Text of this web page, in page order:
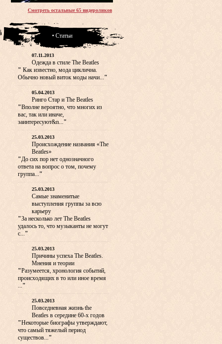
Смотреть остальные 65 видероликов
• Статьи
07.11.2013
Одежда в стиле The Beatles
" Как известно, мода циклична.
Обычно новый виток моды начи..."
05.04.2013
Ринго Стар и The Beatles
"Вполне вероятно, что многих из
вас, так или иначе,
заинтересуют&n..."
25.03.2013
Происхождение названия «The
Beatles»
"До сих пор нет однозначного
ответа на вопрос о том, почему
группа..."
25.03.2013
Самые знаменитые
выступления группы за всю
карьеру
"За несколько лет The Beatles
удалось то, что музыканты не могут
с..."
25.03.2013
Причины успеха The Beatles.
Мнения и теории
"Разумеется, хронология событий,
происходящих в то или иное время
..."
25.03.2013
Повседневная жизнь the
Beatles в середине 60-х годов
"Некоторые биографы утверждают,
что самый тяжелый период
существов..."